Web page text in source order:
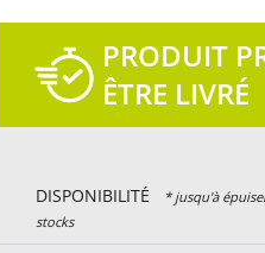
PRODUIT
ÊTRE LIVRÉ
DISPONIBILITÉ
* jusqu'à
stocks